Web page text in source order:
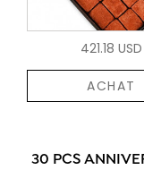
421.18 USD
ACHAT
30 PCS